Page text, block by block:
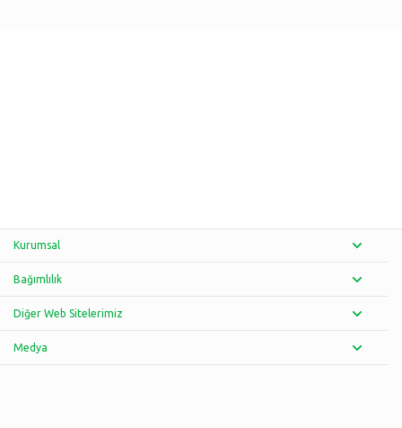
Kurumsal
Bağımlılık
Diğer Web Sitelerimiz
Medya